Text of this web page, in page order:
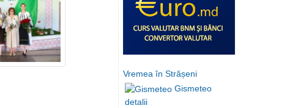
Vremea în Strășeni
Gismeteo
detalii